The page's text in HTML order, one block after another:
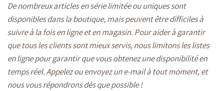
De nombreux articles en série limitée ou uniques sont
disponibles dans la boutique, mais peuvent être difficiles à
suivre à la fois en ligne et en magasin. Pour aider à garantir
que tous les clients sont mieux servis, nous limitons les listes
en ligne pour garantir que vous obtenez une disponibilité en
temps réel. Appelez ou envoyez un e-mail à tout moment, et
nous vous répondrons dès que possible !